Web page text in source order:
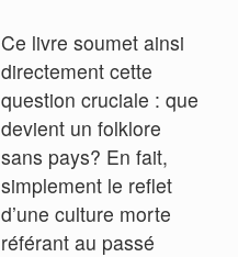
Ce livre soumet ainsi
directement cette
question cruciale : que
devient un folklore
sans pays? En fait,
simplement le reflet
d’une culture morte
référant au passé